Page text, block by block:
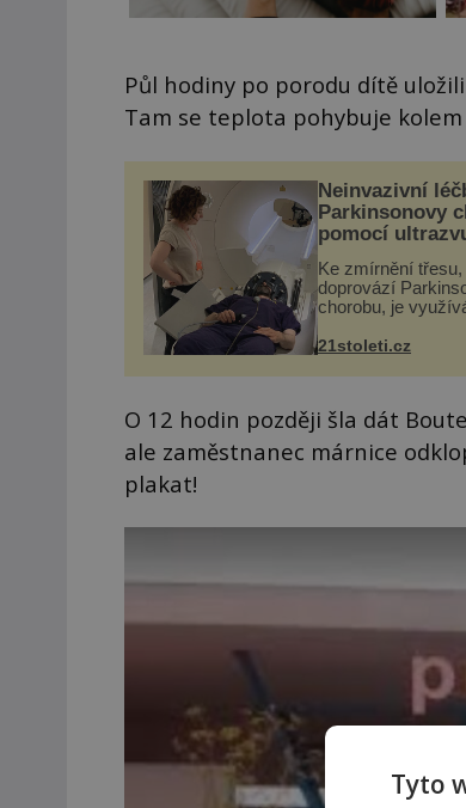
Půl hodiny po porodu dítě
Tam se teplota pohybuje kolem
Neinvazivní
Parkinsonovy
pomocí
Ke zmírnění
doprovází
chorobu, je
vyžaduje vysoce
vhodný k
21stoleti.cz
O 12 hodin později šla dát
ale zaměstnanec márnice
plakat!
Tyto